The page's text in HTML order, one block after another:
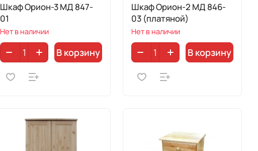
Шкаф Орион-3 МД 847-
01
Нет в наличии
В корзину
Шкаф Орион-2 МД 846-
03 (платяной)
Нет в наличии
В корзину